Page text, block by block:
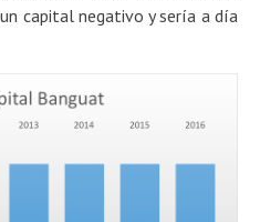
capital negativo y sería a día